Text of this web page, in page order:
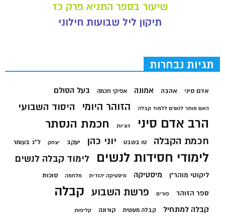
שיעור בספר התניא פרק כז
תיקון ליל שבועות חילוני
תגיות נבחרות
אדם סיני אהבה אמונה אפיקי חכמה בעל הסולם
האם מותר לנשים ללמוד קבלה הזוהר היומי היסוד השבועי
הרב אדם סיני זוגיות חכמת הנסתר
חכמת הקבלה טו בשבט יוני כהן יעקב יצחק ל"ג בעומר
לימודי חסידות לנשים לימוד קבלה לנשים
ליקוטי מוהר"ן מיסטיקה מיסטיקה יהודית מלחמה סוכות
ספר הזוהר פורים פרשת השבוע קבלה
קבלה למתחיל קבלה מעשית קורונה קליפות